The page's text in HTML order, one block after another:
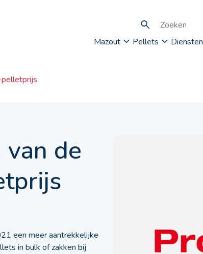
Mazout
Pellets Diensten
pelletprijs
van de
een meer aantrekkelijke
in bulk of zakken bij